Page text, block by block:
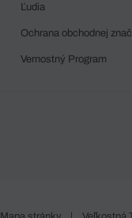
Ľudia
Ochrana obchodnej
Vernostný Program